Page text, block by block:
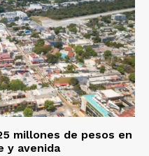
millones de pesos en
y avenida